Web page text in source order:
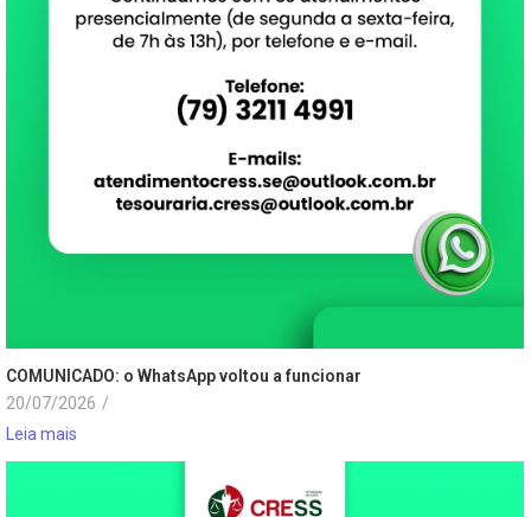
COMUNICADO: o WhatsApp voltou a funcionar
20/07/2026 /
Leia mais